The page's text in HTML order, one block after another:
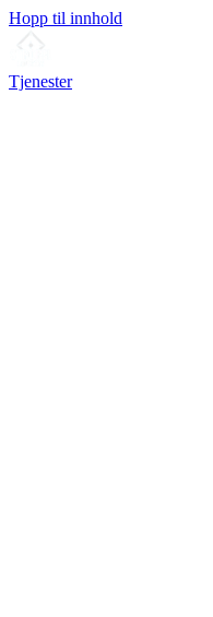
Hopp til innhold
Tjenester